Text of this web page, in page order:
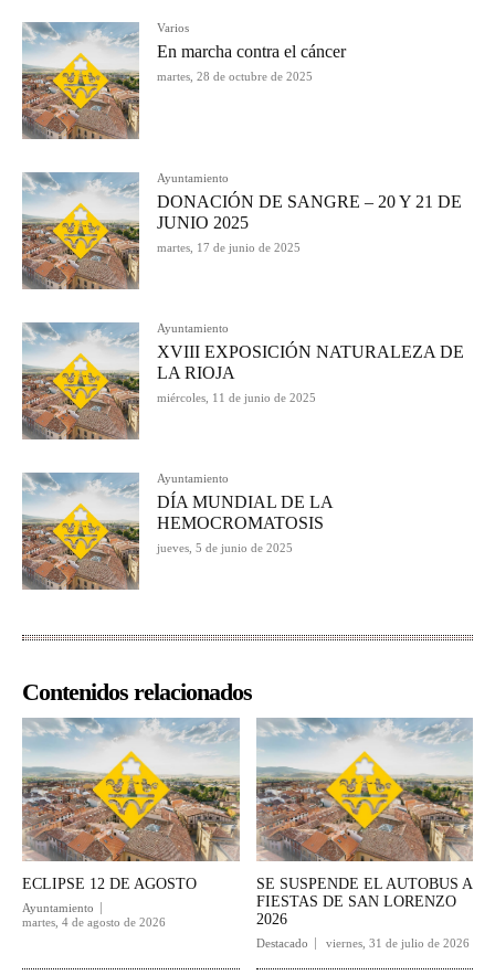
Varios
En marcha contra el cáncer
martes, 28 de octubre de 2025
Ayuntamiento
DONACIÓN DE SANGRE – 20 Y 21 DE
JUNIO 2025
martes, 17 de junio de 2025
Ayuntamiento
XVIII EXPOSICIÓN NATURALEZA DE
LA RIOJA
miércoles, 11 de junio de 2025
Ayuntamiento
DÍA MUNDIAL DE LA
HEMOCROMATOSIS
jueves, 5 de junio de 2025
Contenidos relacionados
ECLIPSE 12 DE AGOSTO
Ayuntamiento
martes, 4 de agosto de 2026
SE SUSPENDE EL AUTOBUS A
FIESTAS DE SAN LORENZO
2026
Destacado viernes, 31 de julio de 2026